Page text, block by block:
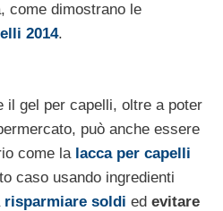
come dimostrano le
2014.
il gel per capelli, oltre a poter
può anche essere
come la lacca per capelli
caso usando ingredienti
risparmiare soldi ed evitare